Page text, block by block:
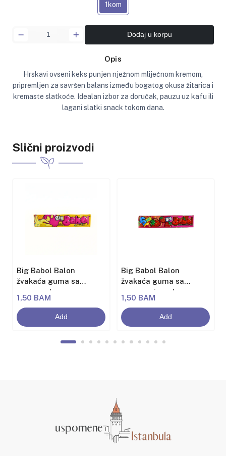
1kom
Dodaj u korpu
Opis
Hrskavi ovseni keks punjen nježnom mliječnom kremom,
pripremljen za savršen balans između bogatog okusa žitarica i
kremaste slatkoće. Idealan izbor za doručak, pauzu uz kafu ili
lagani slatki snack tokom dana.
Slični proizvodi
Big Babol Balon
žvakaća guma sa
aromom banane
1,50 BAM
Add
Big Babol Balon
žvakaća guma sa
aromom jagode
1,50 BAM
Add